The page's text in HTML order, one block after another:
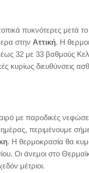
πυκνότερες μετά
στην Αττική. Η
32 με 33 βαθμούς
κυρίως διευθύνσεις
με παροδικές
περιμένουμε
. Η θερμοκρασία θα
Οι άνεμοι στο
μέτριοι.